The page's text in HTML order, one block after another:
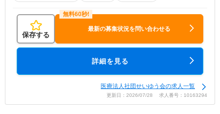
保存する
最新の募集状況を問い合わせる
詳細を見る
医療法人社団せいゆう会の求人一覧
更新日：2026/07/28 求人番号：10163294